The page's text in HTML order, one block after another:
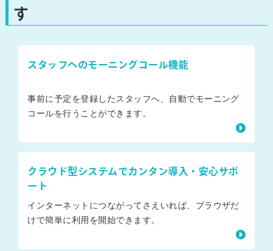
す
スタッフへのモーニングコール機能
事前に予定を登録したスタッフへ、自動でモーニング
コールを行うことができます。
クラウド型システムでカンタン導入・安心サポ
ート
インターネットにつながってさえいれば、ブラウザだ
けで簡単に利用を開始できます。